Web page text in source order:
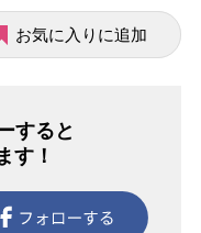
お気に入りに追加
すると
す！